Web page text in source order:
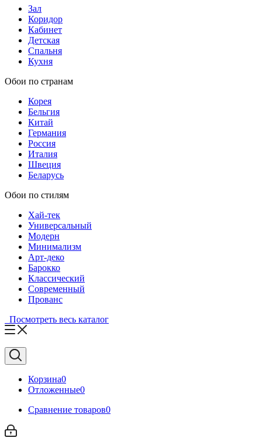
Зал
Коридор
Кабинет
Детская
Спальня
Кухня
Обои по странам
Корея
Бельгия
Китай
Германия
Россия
Италия
Швеция
Беларусь
Обои по стилям
Хай-тек
Универсальный
Модерн
Минимализм
Арт-деко
Барокко
Классический
Современный
Прованс
Посмотреть весь каталог
Корзина0
Отложенные0
Сравнение товаров0